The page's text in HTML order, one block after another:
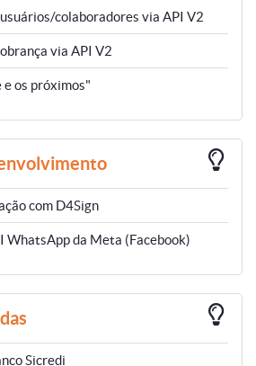
colaboradores via API V2
via API V2
os próximos"
com D4Sign
WhatsApp da Meta (Facebook)
Sicredi